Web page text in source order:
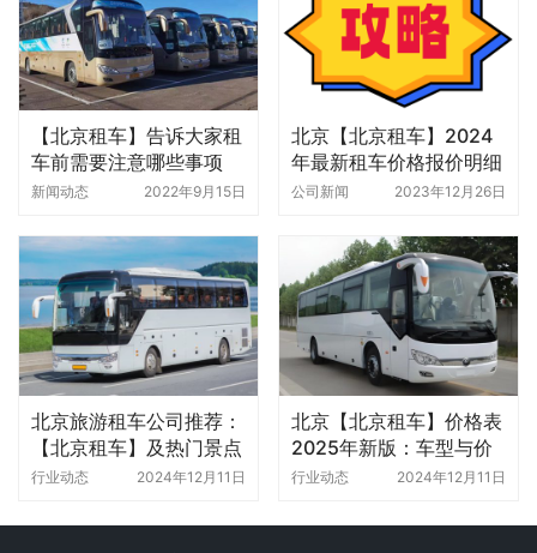
【北京租车】告诉大家租
车前需要注意哪些事项
新闻动态 2022年9月15日
北京【北京租车】2024
年最新租车价格报价明细
表
公司新闻 2023年12月26日
北京旅游租车公司推荐：
【北京租车】及热门景点
简介
行业动态 2024年12月11日
北京【北京租车】价格表
2025年新版：车型与价
格详解
行业动态 2024年12月11日